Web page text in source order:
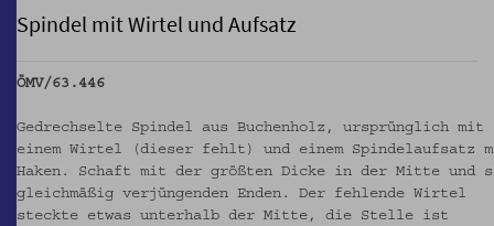
Spindel mit Wirtel und Aufsatz
ÖMV/63.446
Gedrechselte Spindel aus Buchenholz, ursprünglich mit
einem Wirtel (dieser fehlt) und einem Spindelaufsatz
Haken. Schaft mit der größten Dicke in der Mitte und
gleichmäßig verjüngenden Enden. Der fehlende Wirtel
steckte etwas unterhalb der Mitte, die Stelle ist